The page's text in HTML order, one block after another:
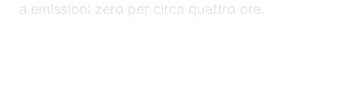
a emissioni zero per circa quattro ore.